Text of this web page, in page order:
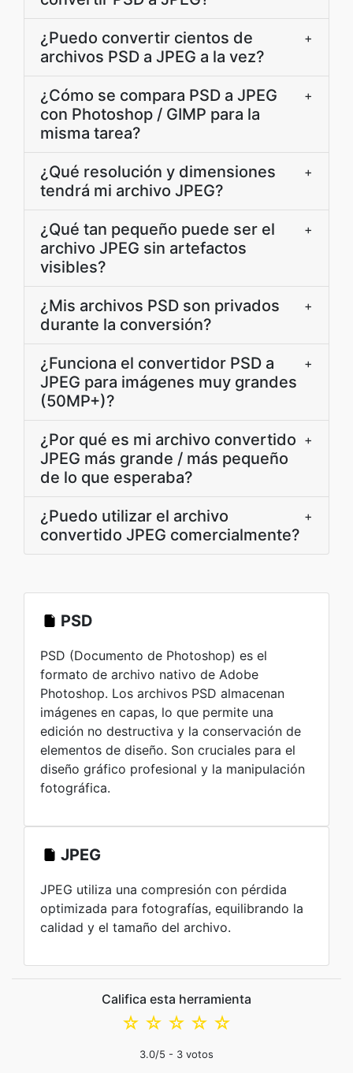
¿Puedo convertir cientos de
archivos PSD a JPEG a la vez?
+
¿Cómo se compara PSD a JPEG
con Photoshop / GIMP para la
misma tarea?
+
¿Qué resolución y dimensiones
tendrá mi archivo JPEG?
+
¿Qué tan pequeño puede ser el
archivo JPEG sin artefactos
visibles?
+
¿Mis archivos PSD son privados
durante la conversión?
+
¿Funciona el convertidor PSD a
JPEG para imágenes muy grandes
(50MP+)?
+
¿Por qué es mi archivo convertido
JPEG más grande / más pequeño
de lo que esperaba?
+
¿Puedo utilizar el archivo
convertido JPEG comercialmente?
+
PSD
PSD (Documento de Photoshop) es el
formato de archivo nativo de Adobe
Photoshop. Los archivos PSD almacenan
imágenes en capas, lo que permite una
edición no destructiva y la conservación de
elementos de diseño. Son cruciales para el
diseño gráfico profesional y la manipulación
fotográfica.
JPEG
JPEG utiliza una compresión con pérdida
optimizada para fotografías, equilibrando la
calidad y el tamaño del archivo.
Califica esta herramienta
☆
☆
☆
☆
☆
3.0/5 - 3 votos